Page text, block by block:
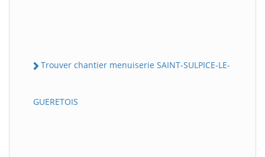
Trouver chantier menuiserie SAINT-SULPICE-LE-
GUERETOIS